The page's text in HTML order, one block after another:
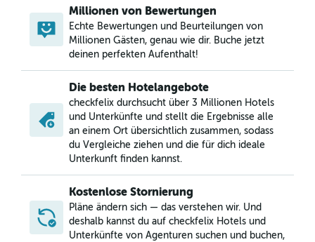
Millionen von Bewertungen
Echte Bewertungen und Beurteilungen von
Millionen Gästen, genau wie dir. Buche jetzt
deinen perfekten Aufenthalt!
Die besten Hotelangebote
checkfelix durchsucht über 3 Millionen Hotels
und Unterkünfte und stellt die Ergebnisse alle
an einem Ort übersichtlich zusammen, sodass
du Vergleiche ziehen und die für dich ideale
Unterkunft finden kannst.
Kostenlose Stornierung
Pläne ändern sich — das verstehen wir. Und
deshalb kannst du auf checkfelix Hotels und
Unterkünfte von Agenturen suchen und buchen,